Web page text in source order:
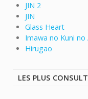
JIN 2
JIN
Glass Heart
Imawa no Kuni no
Hirugao
LES PLUS